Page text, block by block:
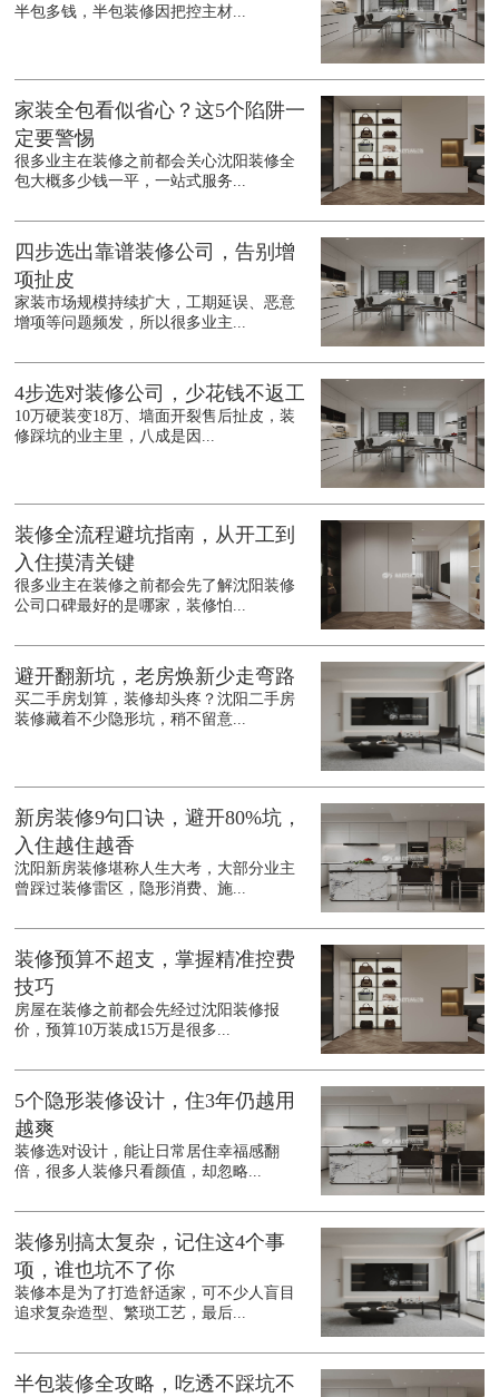
半包多钱，半包装修因把控主材...
家装全包看似省心？这5个陷阱一
定要警惕
很多业主在装修之前都会关心沈阳装修全
包大概多少钱一平，一站式服务...
四步选出靠谱装修公司，告别增
项扯皮
家装市场规模持续扩大，工期延误、恶意
增项等问题频发，所以很多业主...
4步选对装修公司，少花钱不返工
10万硬装变18万、墙面开裂售后扯皮，装
修踩坑的业主里，八成是因...
装修全流程避坑指南，从开工到
入住摸清关键
很多业主在装修之前都会先了解沈阳装修
公司口碑最好的是哪家，装修怕...
避开翻新坑，老房焕新少走弯路
买二手房划算，装修却头疼？沈阳二手房
装修藏着不少隐形坑，稍不留意...
新房装修9句口诀，避开80%坑，
入住越住越香
沈阳新房装修堪称人生大考，大部分业主
曾踩过装修雷区，隐形消费、施...
装修预算不超支，掌握精准控费
技巧
房屋在装修之前都会先经过沈阳装修报
价，预算10万装成15万是很多...
5个隐形装修设计，住3年仍越用
越爽
装修选对设计，能让日常居住幸福感翻
倍，很多人装修只看颜值，却忽略...
装修别搞太复杂，记住这4个事
项，谁也坑不了你
装修本是为了打造舒适家，可不少人盲目
追求复杂造型、繁琐工艺，最后...
半包装修全攻略，吃透不踩坑不